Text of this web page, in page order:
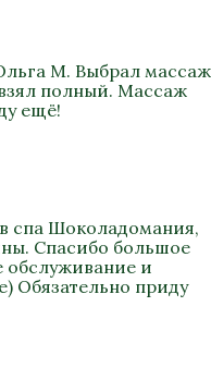
М. Выбрал массаж
полный. Массаж
ещё!
спа Шоколадомания,
Спасибо большое
обслуживание и
Обязательно приду